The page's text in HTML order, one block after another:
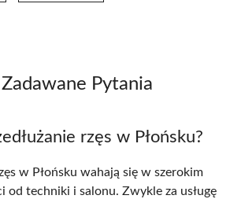
Pytania
rzęs w Płońsku?
w Płońsku wahają się w szerokim
od techniki i salonu. Zwykle za usługę